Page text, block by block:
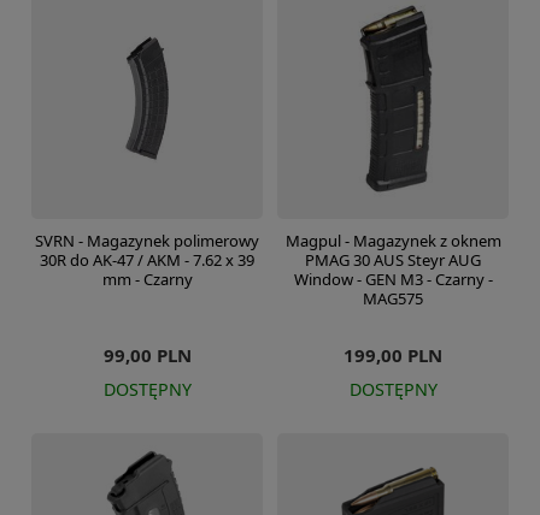
SVRN - Magazynek polimerowy
30R do AK-47 / AKM - 7.62 x 39
mm - Czarny
99,00 PLN
DOSTĘPNY
Magpul - Magazynek z oknem
PMAG 30 AUS Steyr AUG
Window - GEN M3 - Czarny -
MAG575
199,00 PLN
DOSTĘPNY